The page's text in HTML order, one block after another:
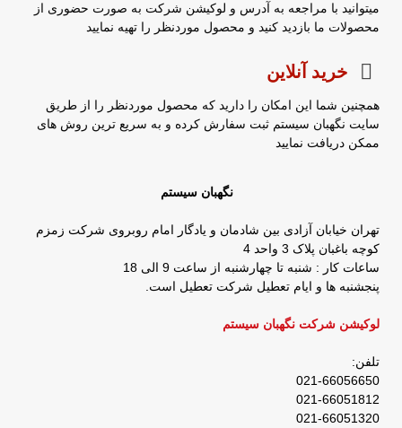
میتوانید با مراجعه به آدرس و لوکیشن شرکت به صورت حضوری از
محصولات ما بازدید کنید و محصول موردنظر را تهیه نمایید
خرید آنلاین
همچنین شما این امکان را دارید که محصول موردنظر را از طریق
سایت نگهبان سیستم ثبت سفارش کرده و به سریع ترین روش های
ممکن دریافت نمایید
نگهبان سیستم
تهران خیابان آزادی بین شادمان و یادگار امام روبروی شرکت زمزم
کوچه باغبان پلاک 3 واحد 4
ساعات کار : شنبه تا چهارشنبه از ساعت 9 الی 18
پنجشنبه ها و ایام تعطیل شرکت تعطیل است.
لوکیشن شرکت نگهبان سیستم
تلفن:
021-66056650
021-66051812
021-66051320